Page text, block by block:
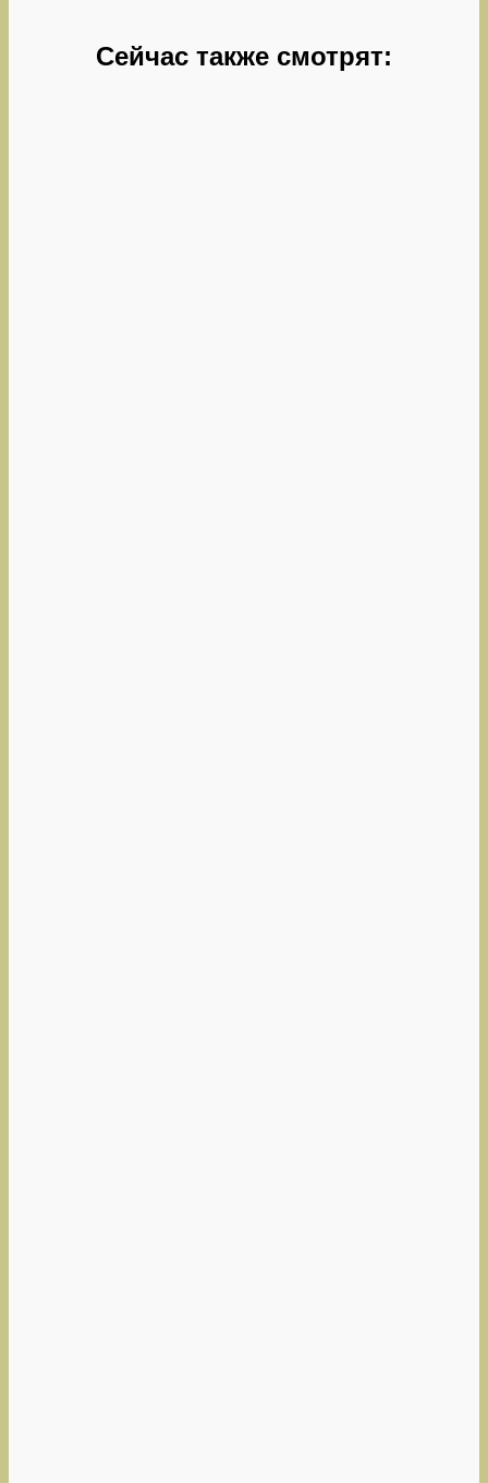
Сейчас также смотрят: